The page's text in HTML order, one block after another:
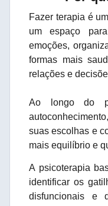
Fazer terapia é
um espaço
emoções,
formas mais
relações e
Ao longo do
suas escolhas e
mais equilíbrio e
A psicoterapia
identificar os
disfuncionais e